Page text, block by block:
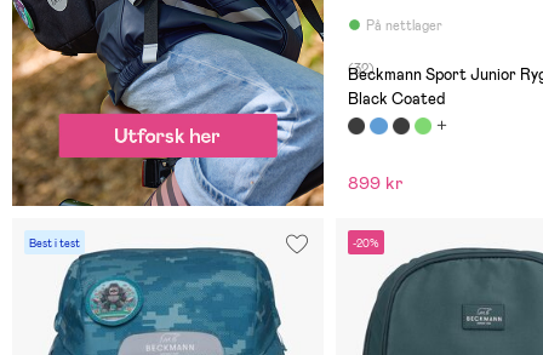
På nettlager
(32)
Beckmann Sport Junior
Black Coated
899 kr
Best i test -20%